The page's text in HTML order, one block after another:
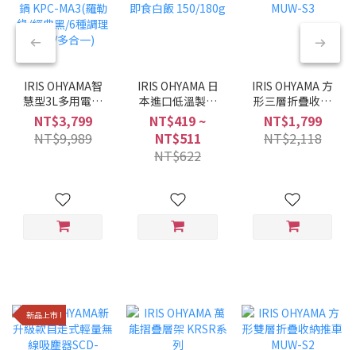
IRIS OHYAMA智
慧型3L多用電子
壓力鍋 KPC-
MA3(羅勒綠/經典
黑/6種調理模式/
NT$3,799
NT$9,989
IRIS OHYAMA 日
本進口低溫製法
微波即食白飯
150/180g
NT$419 ~
NT$511
NT$622
IRIS OHYAMA 方
形三層折疊收納
推車 MUW-S3
NT$1,799
NT$2,118
新品上市 !